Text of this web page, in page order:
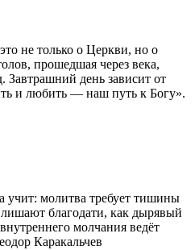
не только о Церкви, но о
прошедшая через века,
Завтрашний день зависит от
и любить — наш путь к Богу».
учит: молитва требует тишины
благодати, как дырявый
молчания ведёт
Каракальчев